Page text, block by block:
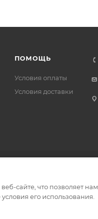
ПОМОЩЬ
Условия оплаты
Условия доставки
сайте, что позволяет нам
его использования.
сайте, что позволяет нам
его использования.